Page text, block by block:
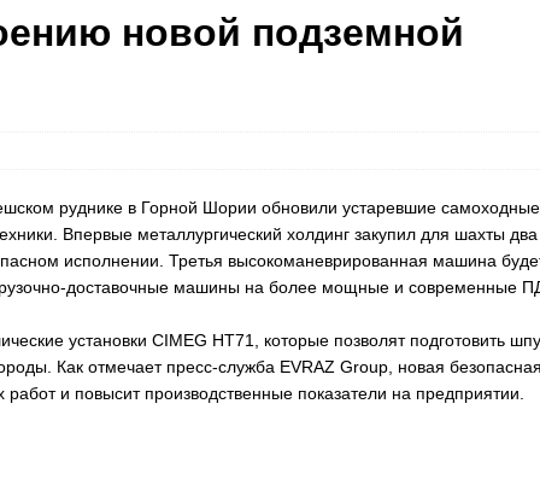
новой подземной
руднике в Горной Шории обновили устаревшие самоходные
Впервые металлургический холдинг закупил для шахты два
исполнении. Третья высокоманеврированная машина
доставочные машины на более мощные и современные
установки CIMEG HT71, которые позволят подготовить
Как отмечает пресс-служба EVRAZ Group, новая безопасная
и повысит производственные показатели на предприятии.